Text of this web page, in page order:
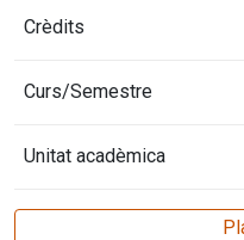
Crèdits
Curs/Semestre
Unitat acadèmica